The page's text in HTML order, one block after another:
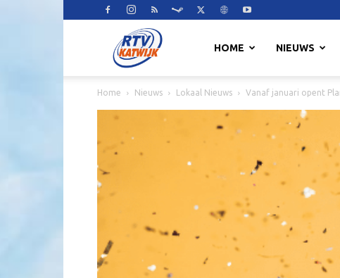
HOME NIEUWS
Home Nieuws Lokaal Nieuws Vanaf januari opent